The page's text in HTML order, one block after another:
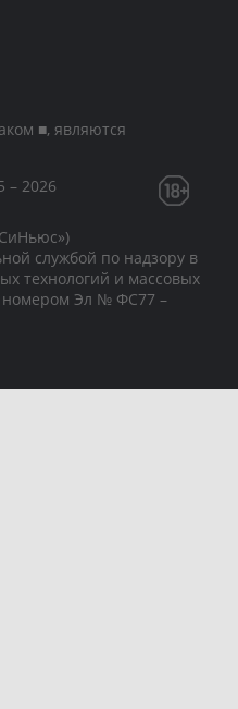
■, являются
2026
службой по надзору в
технологий и массовых
номером Эл № ФС77 –